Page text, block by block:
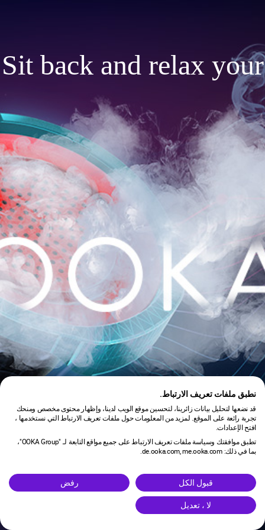
Sit back and relax your
is under maintenance.
نطبق ملفات تعريف الارتباط.
قد نضعها لتحليل بيانات زائرينا، لتحسين موقع الويب لدينا، وإظهار محتوى مخصص ومنحك
تجربة رائعة على الموقع. لمزيد من المعلومات حول ملفات تعريف الارتباط التي نستخدمها ،
افتح الإعدادات.
تطبق موافقتك وسياسة ملفات تعريف الارتباط على جميع مواقع التابعة لـ "OOKA Group"،
بما في ذلك: de.ooka.com, me.ooka.com.
قبول الكل رفض
لا ، تعديل